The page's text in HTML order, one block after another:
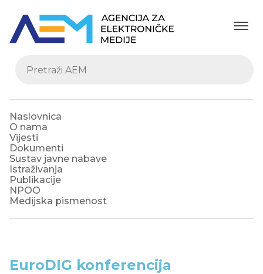
Naslovnica
O nama
Vijesti
Dokumenti
Sustav javne nabave
Istraživanja
Publikacije
NPOO
Medijska pismenost
EuroDIG konferencija